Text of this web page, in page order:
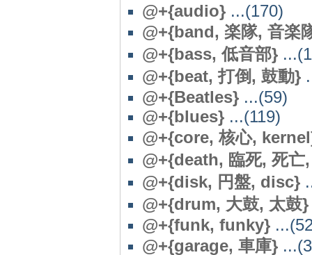
@+{audio} ...(170)
@+{band, 楽隊, 音楽
@+{bass, 低音部}
@+{beat, 打倒, 鼓動}
@+{Beatles} ...(59)
@+{blues} ...(119)
@+{core, 核心,
@+{death, 臨死, 死
@+{disk, 円盤, disc}
@+{drum, 大鼓, 太鼓}
@+{funk, funky}
@+{garage, 車庫}